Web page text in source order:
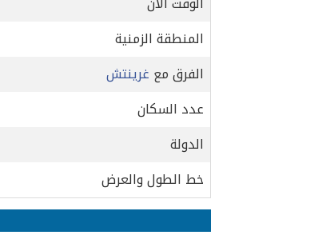
المنطقة الزمنية
الفرق مع غرينتش
عدد السكان
الدولة
خط الطول والعرض